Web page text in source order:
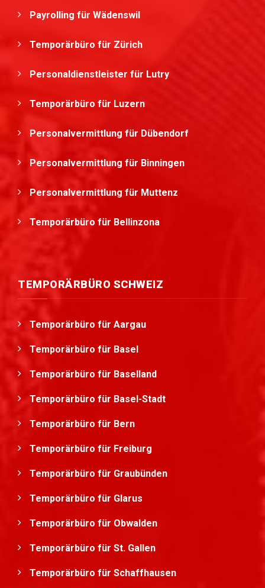
Payrolling für Wädenswil
Temporärbüro für Zürich
Personaldienstleister für Lutry
Temporärbüro für Luzern
Personalvermittlung für Dübendorf
Personalvermittlung für Binningen
Personalvermittlung für Muttenz
Temporärbüro für Bellinzona
TEMPORÄRBÜRO SCHWEIZ
Temporärbüro für Aargau
Temporärbüro für Basel
Temporärbüro für Baselland
Temporärbüro für Basel-Stadt
Temporärbüro für Bern
Temporärbüro für Freiburg
Temporärbüro für Graubünden
Temporärbüro für Glarus
Temporärbüro für Obwalden
Temporärbüro für St. Gallen
Temporärbüro für Schaffhausen